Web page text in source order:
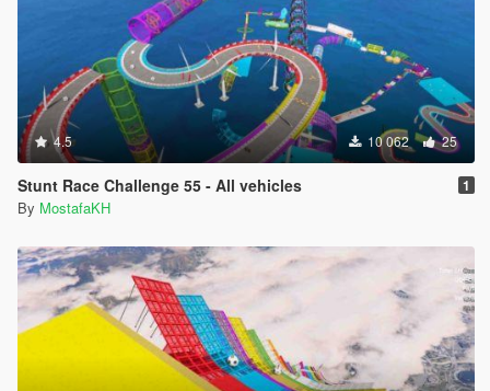
4.5 10 062 25
Stunt Race Challenge 55 - All vehicles 1
By MostafaKH